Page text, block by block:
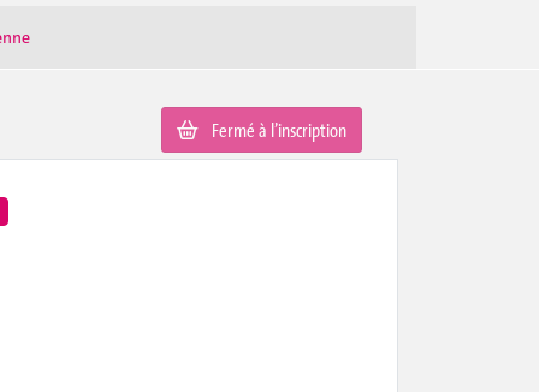
Fermé à l’inscription